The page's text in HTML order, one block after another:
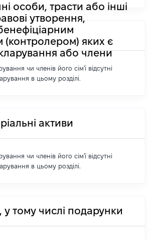
особи, трасти або інші
утворення,
(контролером) яких є
або члени
чи членів його сім'ї відсутні
в цьому розділі.
активи
чи членів його сім'ї відсутні
в цьому розділі.
у тому числі подарунки